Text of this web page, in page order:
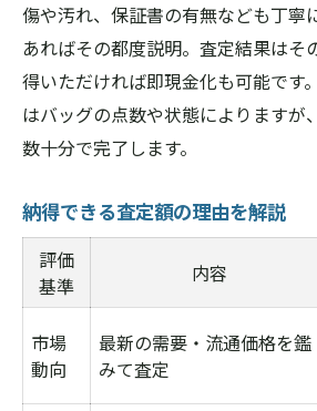
傷や汚れ、保証書の有無なども丁寧
あればその都度説明。査定結果はそ
得いただければ即現金化も可能です
はバッグの点数や状態によりますが
数十分で完了します。
納得できる査定額の理由を解説
評価
基準
内容
市場
動向
最新の需要・流通価格を鑑
みて査定